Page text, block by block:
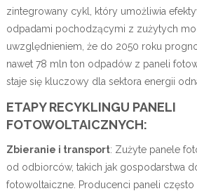
zintegrowany cykl, który umożliwia
odpadami pochodzącymi z zużytych
uwzględnieniem, że do 2050 roku
nawet 78 mln ton odpadów z paneli
staje się kluczowy dla sektora energii
ETAPY RECYKLINGU PANELI
FOTOWOLTAICZNYCH:
Zbieranie i transport: Zużyte panele
od odbiorców, takich jak gospodarstwa
fotowoltaiczne. Producenci paneli